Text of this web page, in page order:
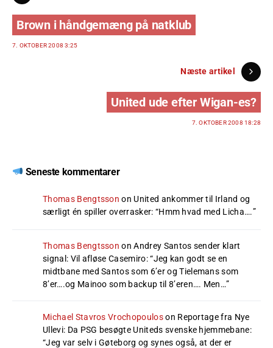
Brown i håndgemæng på natklub
7. OKTOBER 2008 3:25
Næste artikel
United ude efter Wigan-es?
7. OKTOBER 2008 18:28
Seneste kommentarer
Thomas Bengtsson on United ankommer til Irland og
særligt én spiller overrasker: “Hmm hvad med Licha….”
Thomas Bengtsson onAndrey Santos sender klart
signal: Vil afløse Casemiro: “Jeg kan godt se en
midtbane med Santos som 6’er og Tielemans som
8’er….og Mainoo som backup til 8’eren…. Men…”
Michael Stavros Vrochopouloson Reportage fra Nye
Ullevi: Da PSG besøgte Uniteds svenske hjemmebane:
“Jeg var selv i Gøteborg og synes også, at der er